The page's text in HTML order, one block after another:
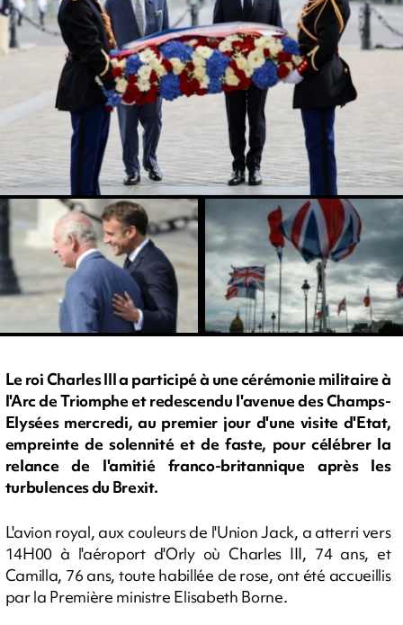
Le roi Charles III a participé à une cérémonie militaire à
l'Arc de Triomphe et redescendu l'avenue des Champs-
Elysées mercredi, au premier jour d'une visite d'Etat,
empreinte de solennité et de faste, pour célébrer la
relance de l'amitié franco-britannique après les
turbulences du Brexit.
L'avion royal, aux couleurs de l'Union Jack, a atterri vers
14H00 à l'aéroport d'Orly où Charles III, 74 ans, et
Camilla, 76 ans, toute habillée de rose, ont été accueillis
par la Première ministre Elisabeth Borne.